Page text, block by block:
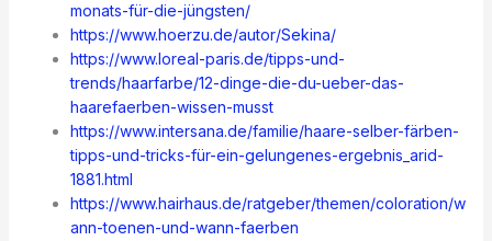
monats-für-die-jüngsten/
https://www.hoerzu.de/autor/Sekina/
https://www.loreal-paris.de/tipps-und-
trends/haarfarbe/12-dinge-die-du-ueber-das-
haarefaerben-wissen-musst
https://www.intersana.de/familie/haare-selber-färben-
tipps-und-tricks-für-ein-gelungenes-ergebnis_arid-
1881.html
https://www.hairhaus.de/ratgeber/themen/coloration/w
ann-toenen-und-wann-faerben